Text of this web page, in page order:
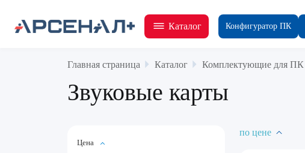
Каталог Конфигуратор ПК
Главная страница Каталог Комплектующие для ПК
Звуковые карты
Цена
по цене